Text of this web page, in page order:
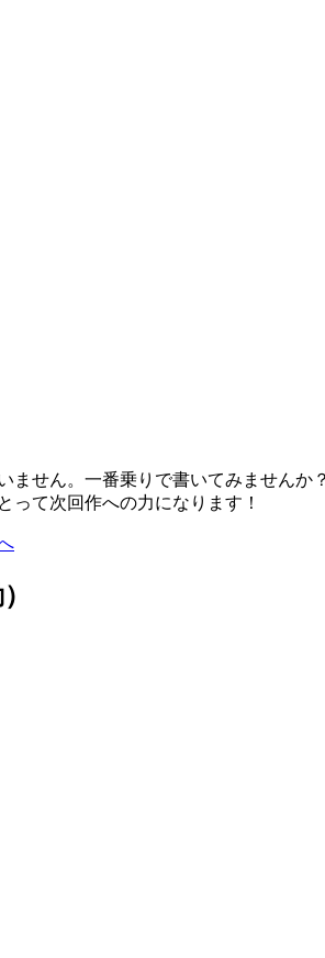
ません。一番乗りで書いてみませんか？
って次回作への力になります！